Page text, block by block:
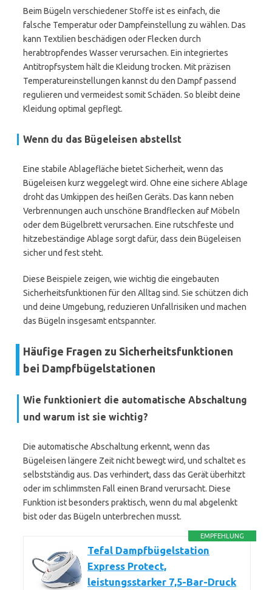
Beim Bügeln verschiedener Stoffe ist es einfach, die
falsche Temperatur oder Dampfeinstellung zu wählen. Das
kann Textilien beschädigen oder Flecken durch
herabtropfendes Wasser verursachen. Ein integriertes
Antitropfsystem hält die Kleidung trocken. Mit präzisen
Temperatureinstellungen kannst du den Dampf passend
regulieren und vermeidest somit Schäden. So bleibt deine
Kleidung optimal gepflegt.
Wenn du das Bügeleisen abstellst
Eine stabile Ablagefläche bietet Sicherheit, wenn das
Bügeleisen kurz weggelegt wird. Ohne eine sichere Ablage
droht das Umkippen des heißen Geräts. Das kann neben
Verbrennungen auch unschöne Brandflecken auf Möbeln
oder dem Bügelbrett verursachen. Eine rutschfeste und
hitzebeständige Ablage sorgt dafür, dass dein Bügeleisen
sicher und fest steht.
Diese Beispiele zeigen, wie wichtig die eingebauten
Sicherheitsfunktionen für den Alltag sind. Sie schützen dich
und deine Umgebung, reduzieren Unfallrisiken und machen
das Bügeln insgesamt entspannter.
Häufige Fragen zu Sicherheitsfunktionen
bei Dampfbügelstationen
Wie funktioniert die automatische Abschaltung
und warum ist sie wichtig?
Die automatische Abschaltung erkennt, wenn das
Bügeleisen längere Zeit nicht bewegt wird, und schaltet es
selbstständig aus. Das verhindert, dass das Gerät überhitzt
oder im schlimmsten Fall einen Brand verursacht. Diese
Funktion ist besonders praktisch, wenn du mal abgelenkt
bist oder das Bügeln unterbrechen musst.
EMPFEHLUNG
Tefal Dampfbügelstation
Express Protect,
leistungsstarker 7,5-Bar-Druck